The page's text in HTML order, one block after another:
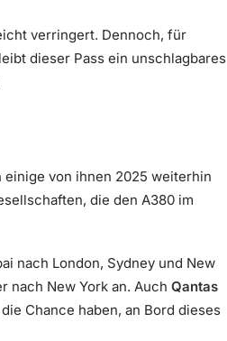
verringert. Dennoch, für
dieser Pass ein unschlagbares
von ihnen 2025 weiterhin
die den A380 im
nach London, Sydney und New
nach New York an. Auch Qantas
Chance haben, an Bord dieses